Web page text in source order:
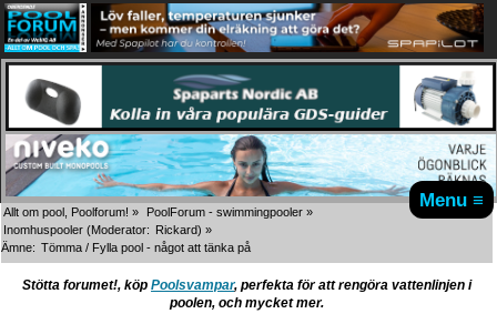
Menu ≡
Allt om pool, Poolforum! » PoolForum - swimmingpooler »
Inomhuspooler (Moderator: Rickard) »
Ämne: Tömma / Fylla pool - något att tänka på
Stötta forumet!, köp Poolsvampar, perfekta för att rengöra vattenlinjen i
poolen, och mycket mer.